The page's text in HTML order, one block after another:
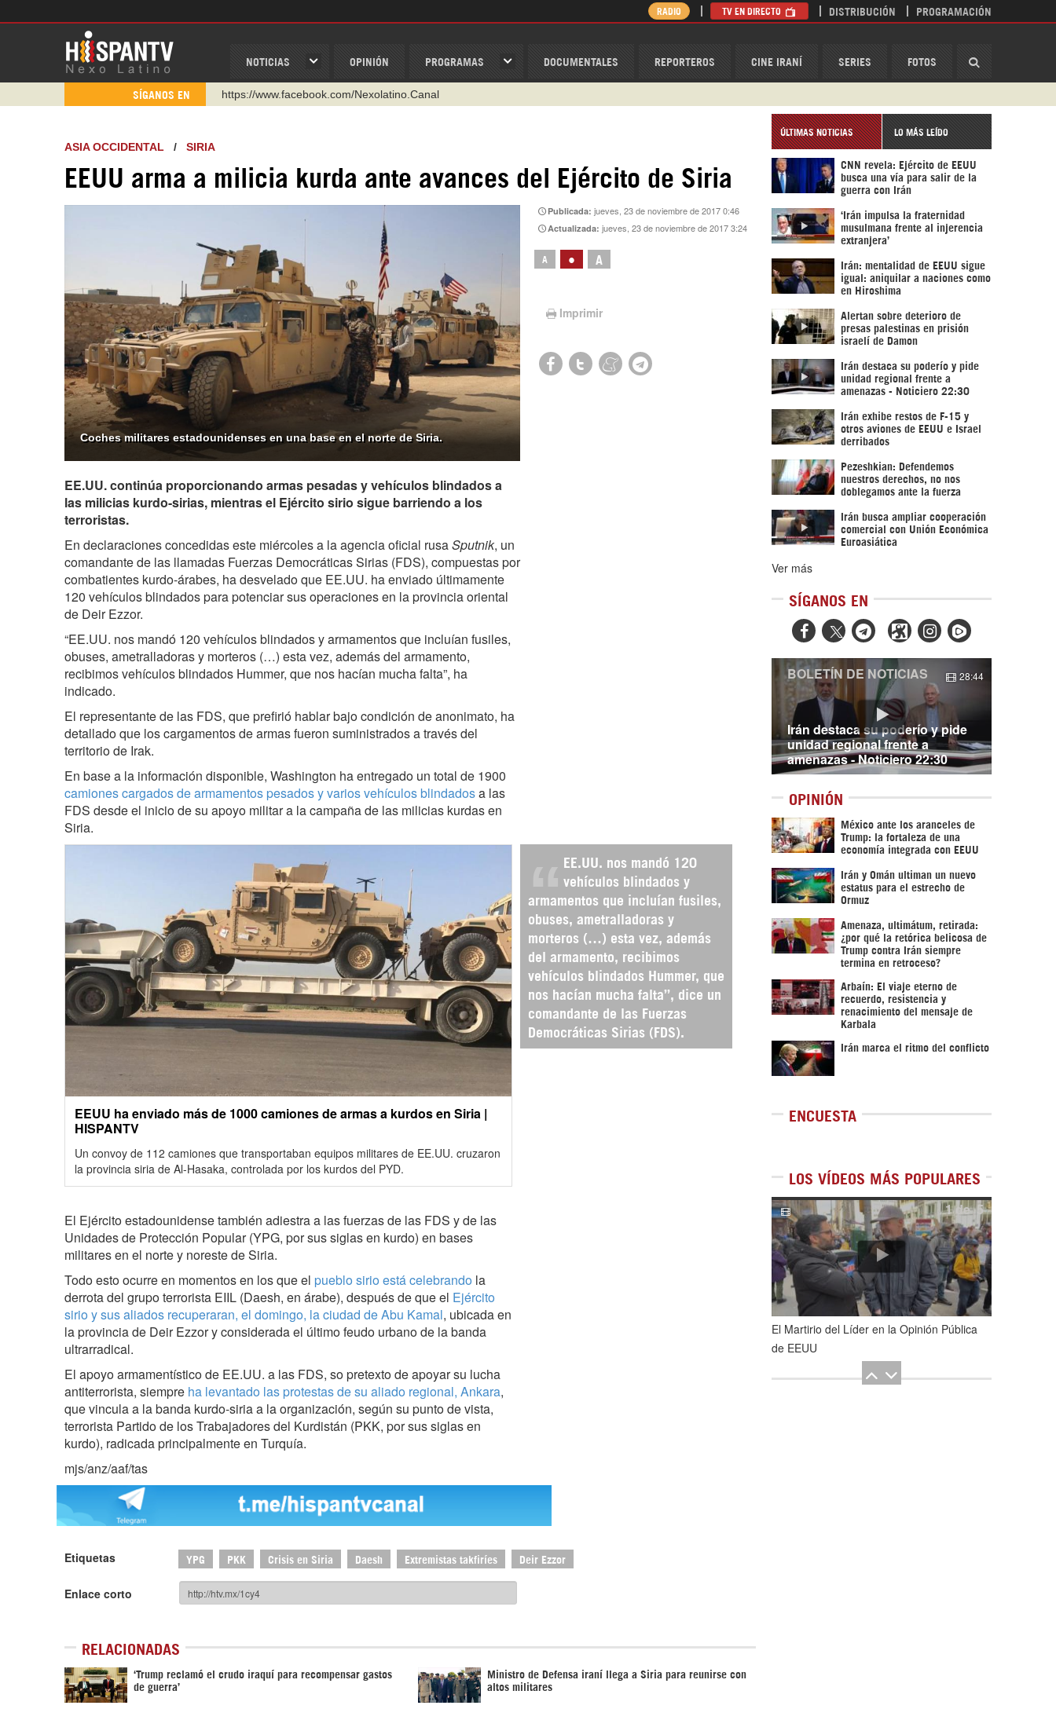
NOTICIAS OPINIÓN PROGRAMAS DOCUMENTALES REPORTEROS CINE IRANÍ SERIES FOTOS
RADIO TV EN DIRECTO DISTRIBUCIÓN PROGRAMACIÓN
SÍGANOS EN
https://www.facebook.com/Nexolatino.Canal
https://t.me/hispantvcanal
https://urmedium.com/c/hispantv
ASIA OCCIDENTAL / SIRIA
EEUU arma a milicia kurda ante avances del Ejército de Siria
Coches militares estadounidenses en una base en el norte de Siria.
Publicada:jueves, 23 de noviembre de 2017 0:46
Actualizada:jueves, 23 de noviembre de 2017 3:24
A • A
Imprimir
EE.UU. continúa proporcionando armas pesadas y vehículos blindados a
las milicias kurdo-sirias, mientras el Ejército sirio sigue barriendo a los
terroristas.
En declaraciones concedidas este miércoles a la agencia oficial rusaSputnik, un
comandante de las llamadas Fuerzas Democráticas Sirias (FDS), compuestas por
combatientes kurdo-árabes, ha desvelado que EE.UU. ha enviado últimamente
120 vehículos blindados para potenciar sus operaciones en la provincia oriental
de Deir Ezzor.
“EE.UU. nos mandó 120 vehículos blindados y armamentos que incluían fusiles,
obuses, ametralladoras y morteros (…) esta vez, además del armamento,
recibimos vehículos blindados Hummer, que nos hacían mucha falta”, ha
indicado.
El representante de las FDS, que prefirió hablar bajo condición de anonimato, ha
detallado que los cargamentos de armas fueron suministrados a través del
territorio de Irak.
En base a la información disponible, Washington ha entregado un total de 1900
camiones cargados de armamentos pesados y varios vehículos blindadosa las
FDS desde el inicio de su apoyo militar a la campaña de las milicias kurdas en
Siria.
EE.UU. nos mandó 120
vehículos blindados y
armamentos que incluían fusiles,
obuses, ametralladoras y
morteros (…) esta vez, además
del armamento, recibimos
vehículos blindados Hummer, que
nos hacían mucha falta”, dice un
comandante de las Fuerzas
Democráticas Sirias (FDS).
EEUU ha enviado más de 1000 camiones de armas a kurdos en Siria |
HISPANTV
Un convoy de 112 camiones que transportaban equipos militares de EE.UU. cruzaron
la provincia siria de Al-Hasaka, controlada por los kurdos del PYD.
El Ejército estadounidense también adiestra a las fuerzas de las FDS y de las
Unidades de Protección Popular (YPG, por sus siglas en kurdo) en bases
militares en el norte y noreste de Siria.
Todo esto ocurre en momentos en los que el pueblo sirio está celebrando la
derrota del grupo terrorista EIIL (Daesh, en árabe), después de que el Ejército
sirio y sus aliados recuperaran, el domingo, la ciudad de Abu Kamal, ubicada en
la provincia de Deir Ezzor y considerada el último feudo urbano de la banda
ultrarradical.
El apoyo armamentístico de EE.UU. a las FDS, so pretexto de apoyar su lucha
antiterrorista, siempre ha levantado las protestas de su aliado regional, Ankara,
que vincula a la banda kurdo-siria a la organización, según su punto de vista,
terrorista Partido de los Trabajadores del Kurdistán (PKK, por sus siglas en
kurdo), radicada principalmente en Turquía.
mjs/anz/aaf/tas
Etiquetas YPG PKK Crisis en Siria Daesh Extremistas takfiríes Deir Ezzor
Enlace corto
RELACIONADAS
‘Trump reclamó el crudo iraquí para recompensar gastos
de guerra’
Ministro de Defensa iraní llega a Siria para reunirse con
altos militares
ÚLTIMAS NOTICIAS LO MÁS LEÍDO
CNN revela: Ejército de EEUU
busca una vía para salir de la
guerra con Irán
‘Irán impulsa la fraternidad
musulmana frente al injerencia
extranjera’
Irán: mentalidad de EEUU sigue
igual: aniquilar a naciones como
en Hiroshima
Alertan sobre deterioro de
presas palestinas en prisión
israelí de Damon
Irán destaca su poderío y pide
unidad regional frente a
amenazas - Noticiero 22:30
Irán exhibe restos de F-15 y
otros aviones de EEUU e Israel
derribados
Pezeshkian: Defendemos
nuestros derechos, no nos
doblegamos ante la fuerza
Irán busca ampliar cooperación
comercial con Unión Económica
Euroasiática
Ver más
SÍGANOS EN
  
Irán destaca su poderío y pide
unidad regional frente a
amenazas - Noticiero 22:30
BOLETÍN DE NOTICIAS 28:44
OPINIÓN
México ante los aranceles de
Trump: la fortaleza de una
economía integrada con EEUU
Irán y Omán ultiman un nuevo
estatus para el estrecho de
Ormuz
Amenaza, ultimátum, retirada:
¿por qué la retórica belicosa de
Trump contra Irán siempre
termina en retroceso?
Arbaín: El viaje eterno de
recuerdo, resistencia y
renacimiento del mensaje de
Karbala
Irán marca el ritmo del conflicto
ENCUESTA
LOS VÍDEOS MÁS POPULARES
1de5
El Martirio del Líder en la Opinión Pública
de EEUU